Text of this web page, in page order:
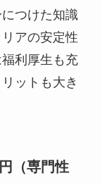
つけた知識
アの安定性
利厚生も充
ットも大き
（専門性